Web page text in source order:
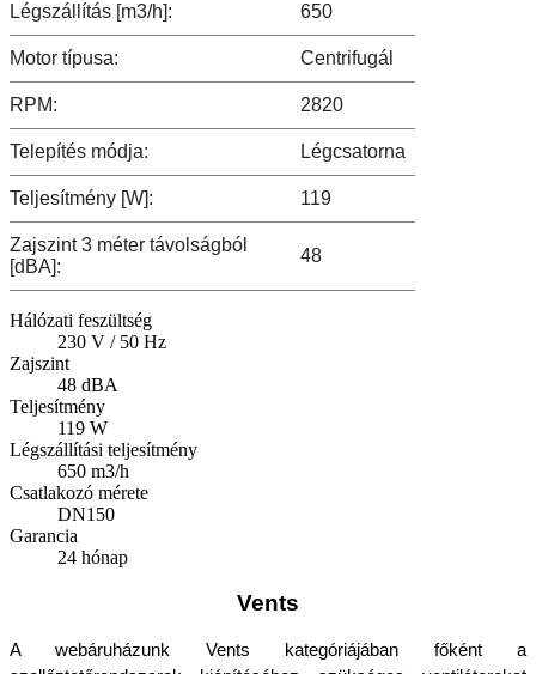
Légszállítás [m3/h]: 650
Motor típusa: Centrifugál
RPM: 2820
Telepítés módja: Légcsatorna
Teljesítmény [W]: 119
Zajszint 3 méter távolságból
[dBA]:
48
Hálózati feszültség
230 V / 50 Hz
Zajszint
48 dBA
Teljesítmény
119 W
Légszállítási teljesítmény
650 m3/h
Csatlakozó mérete
DN150
Garancia
24 hónap
Vents
A webáruházunk Vents kategóriájában főként a